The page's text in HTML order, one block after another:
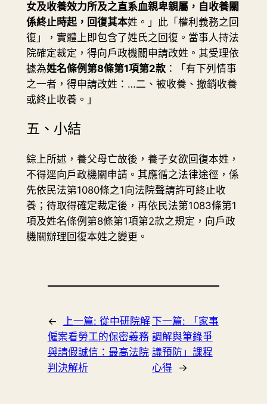
女及收養效力所及之直系血親卑親屬，自收養關
係終止時起，回復其本姓。」此「權利義務之回
復」，實體上即包含了姓氏之回復。當事人持法
院確定裁定，得向戶政機關申請改姓。其受理依
據為姓名條例第8條第1項第2款：「有下列情事
之一者，得申請改姓：…二、被收養、撤銷收養
或終止收養。」
五、小結
綜上所述，養父母亡故後，養子女欲回復本姓，
不得逕向戶政機關申請。其應循之法律途徑，係
先依民法第1080條之1向法院聲請許可終止收
養；待取得確定裁定後，再依民法第1083條第1
項及姓名條例第8條第1項第2款之規定，向戶政
機關辦理回復本姓之變更。
← 上一篇: 從中研院解
僱案看勞工的保密義務
與請假誠信：最高法院
判決解析
下一篇:
「家事
調解與筆錄爭
議預防」課程
心得
→